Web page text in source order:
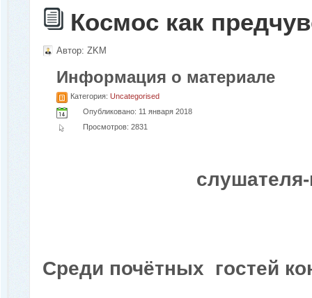
Космос как
Автор: ZKM
Информация о материале
Категория: Uncategorised
Опубликовано: 11 января 2018
Просмотров: 2831
Среди почётных гостей